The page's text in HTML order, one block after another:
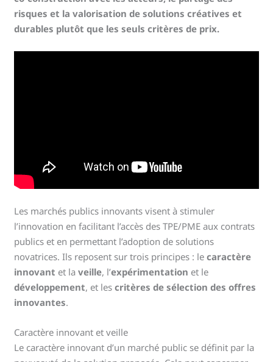
risques et la valorisation de solutions créatives et
durables plutôt que les seuls critères de prix.
Les marchés publics innovants visent à stimuler
l’innovation en facilitant l’accès des TPE/PME aux contrats
publics et en permettant l’adoption de solutions
novatrices. Ils reposent sur trois principes : lecaractère
innovant et laveille, l’expérimentation et le
développement, et lescritères de sélection des offres
innovantes.
Caractère innovant et veille
Le caractère innovant d’un marché public se définit par la